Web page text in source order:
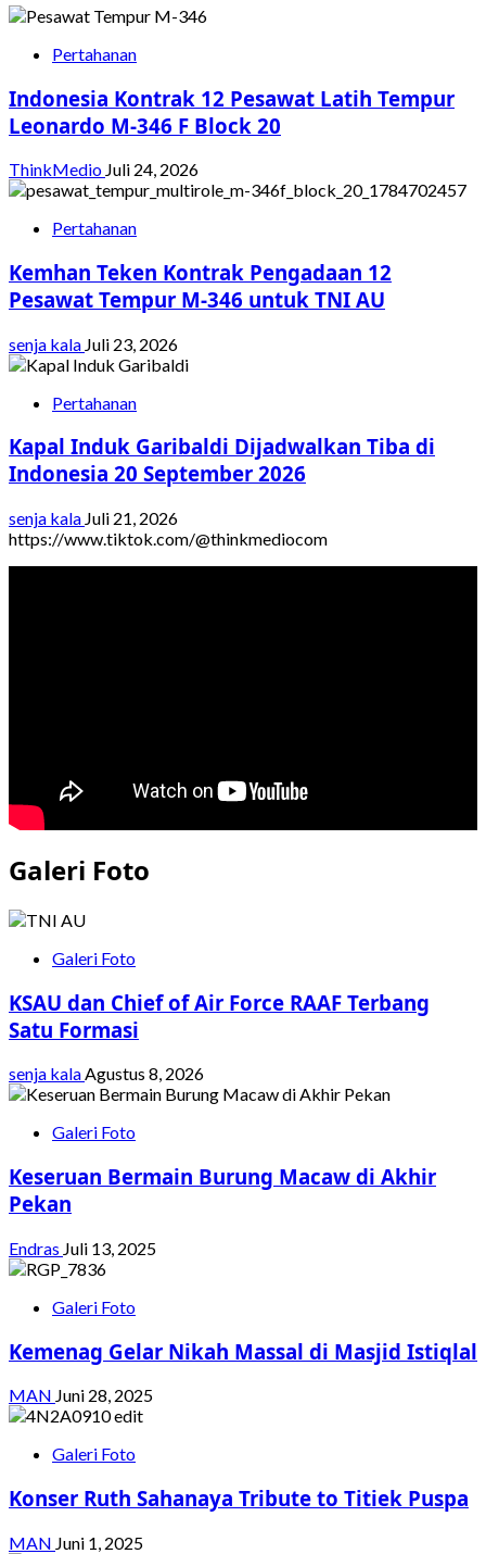
Pertahanan
Indonesia Kontrak 12 Pesawat Latih Tempur
Leonardo M-346 F Block 20
ThinkMedio Juli 24, 2026
Pertahanan
Kemhan Teken Kontrak Pengadaan 12
Pesawat Tempur M-346 untuk TNI AU
senja kala Juli 23, 2026
Pertahanan
Kapal Induk Garibaldi Dijadwalkan Tiba di
Indonesia 20 September 2026
senja kala Juli 21, 2026
https://www.tiktok.com/@thinkmediocom
Galeri Foto
Galeri Foto
KSAU dan Chief of Air Force RAAF Terbang
Satu Formasi
senja kalaAgustus 8, 2026
Galeri Foto
Keseruan Bermain Burung Macaw di Akhir
Pekan
Endras Juli 13, 2025
Galeri Foto
Kemenag Gelar Nikah Massal di Masjid Istiqlal
MAN Juni 28, 2025
Galeri Foto
Konser Ruth Sahanaya Tribute to Titiek Puspa
MAN Juni 1, 2025